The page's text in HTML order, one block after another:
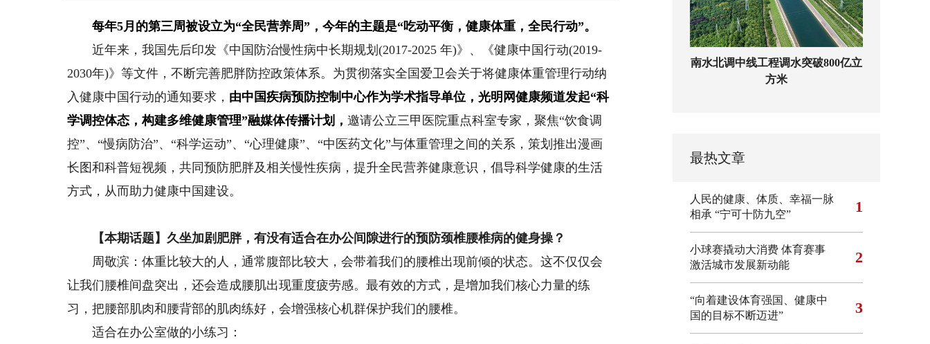
每年5月的第三周被设立为“全民营养周”，今年的主题是“吃动平衡，健康体重，全民行动”。
近年来，我国先后印发《中国防治慢性病中长期规划(2017-2025 年)》、《健康中国行动(2019-
2030年)》等文件，不断完善肥胖防控政策体系。为贯彻落实全国爱卫会关于将健康体重管理行动纳
入健康中国行动的通知要求， 由中国疾病预防控制中心作为学术指导单位，光明网健康频道发起“科
学调控体态，构建多维健康管理”融媒体传播计划，邀请公立三甲医院重点科室专家，聚焦“饮食调
控”、“慢病防治”、“科学运动”、“心理健康”、“中医药文化”与体重管理之间的关系，策划推出漫画
长图和科普短视频，共同预防肥胖及相关慢性疾病，提升全民营养健康意识，倡导科学健康的生活
方式，从而助力健康中国建设。
【本期话题】久坐加剧肥胖，有没有适合在办公间隙进行的预防颈椎腰椎病的健身操？
周敬滨：体重比较大的人，通常腹部比较大，会带着我们的腰椎出现前倾的状态。这不仅仅会
让我们腰椎间盘突出，还会造成腰肌出现重度疲劳感。最有效的方式，是增加我们核心力量的练
习，把腰部肌肉和腰背部的肌肉练好，会增强核心机群保护我们的腰椎。
适合在办公室做的小练习：
南水北调中线工程调水突破800亿立
方米
最热文章
人民的健康、体质、幸福一脉
相承 “宁可十防九空” 1
小球赛撬动大消费 体育赛事
激活城市发展新动能
2
“向着建设体育强国、健康中
国的目标不断迈进”
3